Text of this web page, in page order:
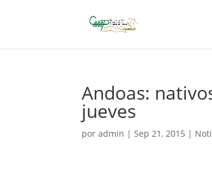
Andoas:
jueves
poradmin |Sep 21, 2015 |